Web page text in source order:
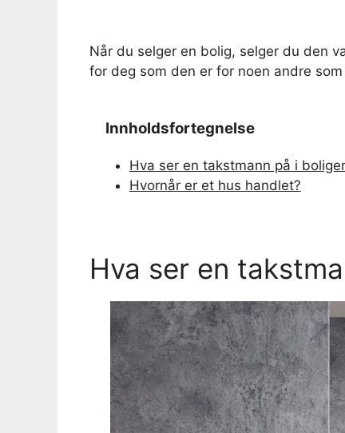
Når du selger en bolig, selger du den
for deg som den er for noen andre
Innholdsfortegnelse
Hva ser en takstmann på i
Hvornår er et hus handlet?
Hva ser en